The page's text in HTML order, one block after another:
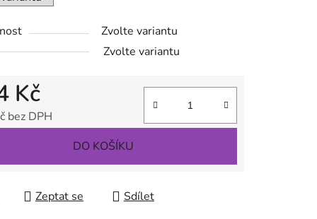
Zvolte variantu
Zvolte variantu
Kč
bez DPH
DO KOŠÍKU
Zeptat se Sdílet